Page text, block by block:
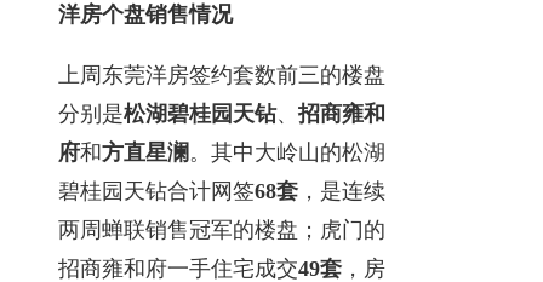
洋房个盘销售情况
上周东莞洋房签约套数前三的楼盘
分别是松湖碧桂园天钻、 招商雍和
府和方直星澜 。其中大岭山的松湖
碧桂园天钻合计网签68套 ，是连续
两周蝉联销售冠军的楼盘；虎门的
招商雍和府一手住宅成交49套 ，房